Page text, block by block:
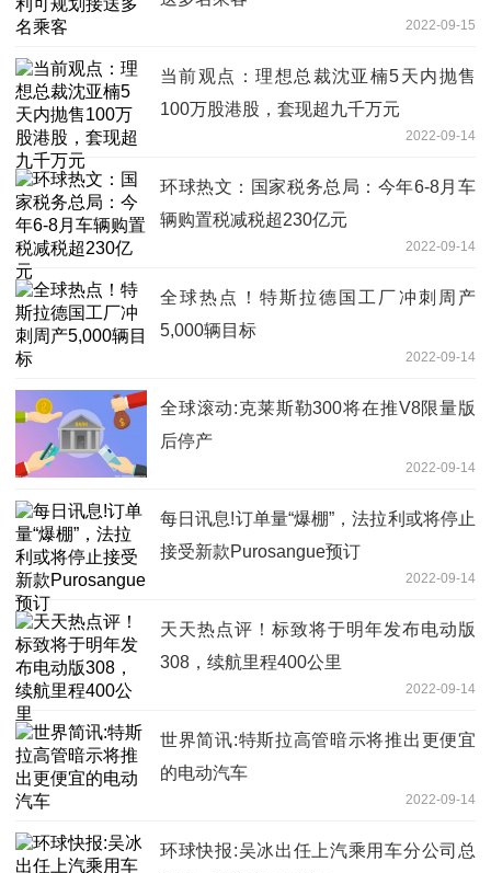
2022-09-15
当前观点：理想总裁沈亚楠5天内抛售
100万股港股，套现超九千万元
2022-09-14
环球热文：国家税务总局：今年6-8月车
辆购置税减税超230亿元
2022-09-14
全球热点！特斯拉德国工厂冲刺周产
5,000辆目标
2022-09-14
全球滚动:克莱斯勒300将在推V8限量版
后停产
2022-09-14
每日讯息!订单量“爆棚”，法拉利或将停止
接受新款Purosangue预订
2022-09-14
天天热点评！标致将于明年发布电动版
308，续航里程400公里
2022-09-14
世界简讯:特斯拉高管暗示将推出更便宜
的电动汽车
2022-09-14
环球快报:吴冰出任上汽乘用车分公司总